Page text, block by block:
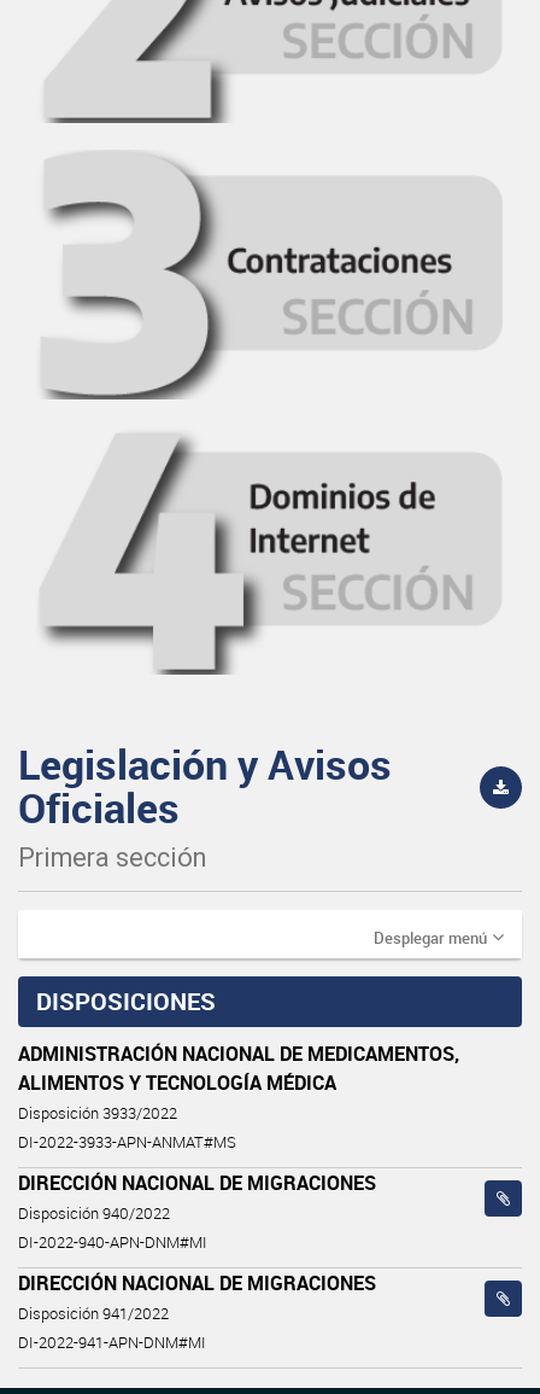
Legislación y Avisos
Oficiales
Primera sección
Desplegar menú
DISPOSICIONES
ADMINISTRACIÓN NACIONAL DE MEDICAMENTOS,
ALIMENTOS Y TECNOLOGÍA MÉDICA
Disposición 3933/2022
DI-2022-3933-APN-ANMAT#MS
DIRECCIÓN NACIONAL DE MIGRACIONES
Disposición 940/2022
DI-2022-940-APN-DNM#MI
DIRECCIÓN NACIONAL DE MIGRACIONES
Disposición 941/2022
DI-2022-941-APN-DNM#MI